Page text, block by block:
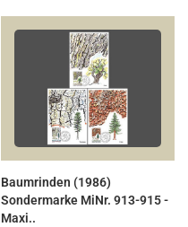
Baumrinden (1986)
Sondermarke MiNr. 913-915 -
Maxi..